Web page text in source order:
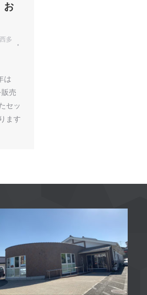
お
西多
は
売
セッ
ます